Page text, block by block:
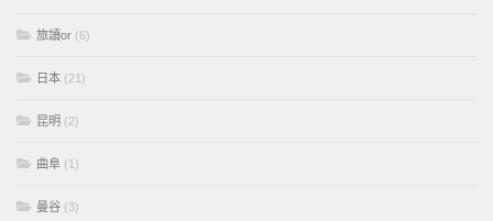
旅讀or (6)
日本 (21)
昆明 (2)
曲阜 (1)
曼谷 (3)